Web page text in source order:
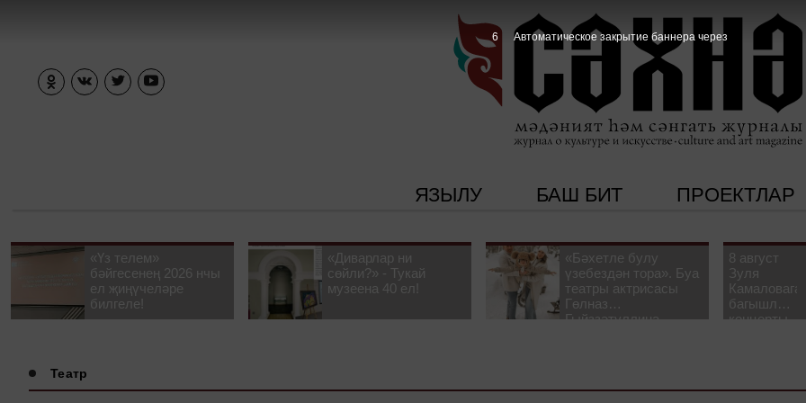
ЯЗЫЛУ БАШ БИТ ПРОЕКТЛАР
«Үз телем»
бәйгесенең 2026 нчы
ел җиңүчеләре
билгеле!
«Диварлар ни
сөйли?» - Тукай
музеена 40 ел!
«Бәхетле булу
үзебездән тора». Буа
театры актрисасы
Гөлназ
Гыйззәтуллина-
8 август
Зуля
Камаловага
багышлау
концерты
Театр
5 Автоматическое закрытие баннера через